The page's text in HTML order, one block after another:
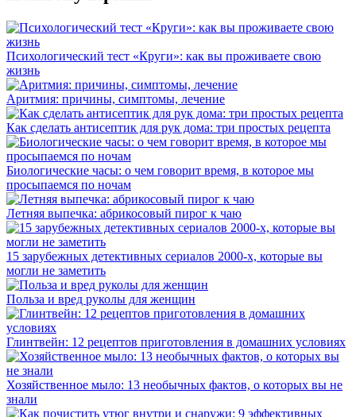
Психологический тест «Круги»: как вы проживаете свою
жизнь
Аритмия: причины, симптомы, лечение
Как сделать антисептик для рук дома: три простых рецепта
Биологические часы: о чем говорит время, в которое мы
просыпаемся по ночам
Летняя выпечка: абрикосовый пирог к чаю
15 зарубежных детективных сериалов 2000-х, которые вы
могли не заметить
Польза и вред руколы для женщин
Глинтвейн: 12 рецептов приготовления в домашних условиях
Хозяйственное мыло: 13 необычных фактов, о которых вы не
знали